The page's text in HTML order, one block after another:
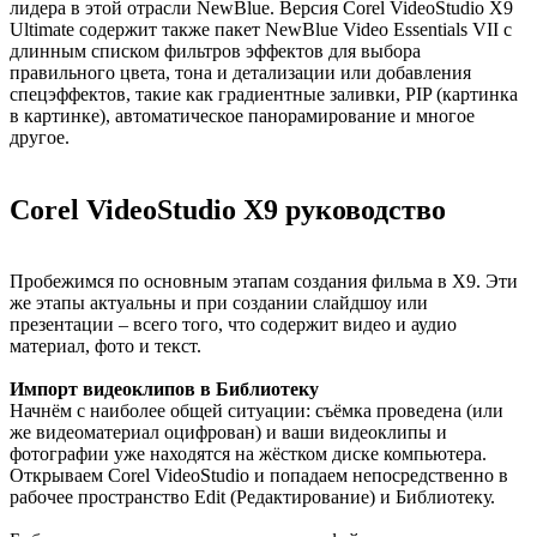
лидера в этой отрасли NewBlue. Версия Corel VideoStudio X9
Ultimate содержит также пакет NewBlue Video Essentials VII с
длинным списком фильтров эффектов для выбора
правильного цвета, тона и детализации или добавления
спецэффектов, такие как градиентные заливки, PIP (картинка
в картинке), автоматическое панорамирование и многое
другое.
Corel VideoStudio X9 руководство
Пробежимся по основным этапам создания фильма в X9. Эти
же этапы актуальны и при создании слайдшоу или
презентации – всего того, что содержит видео и аудио
материал, фото и текст.
Импорт видеоклипов в Библиотеку
Начнём с наиболее общей ситуации: съёмка проведена (или
же видеоматериал оцифрован) и ваши видеоклипы и
фотографии уже находятся на жёстком диске компьютера.
Открываем Corel VideoStudio и попадаем непосредственно в
рабочее пространство Edit (Редактирование) и Библиотеку.